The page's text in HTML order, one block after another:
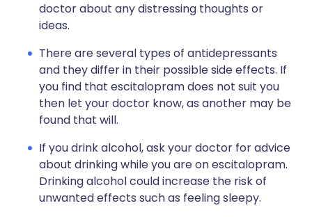
doctor about any distressing thoughts or
ideas.
There are several types of antidepressants
and they differ in their possible side effects. If
you find that escitalopram does not suit you
then let your doctor know, as another may be
found that will.
If you drink alcohol, ask your doctor for advice
about drinking while you are on escitalopram.
Drinking alcohol could increase the risk of
unwanted effects such as feeling sleepy.